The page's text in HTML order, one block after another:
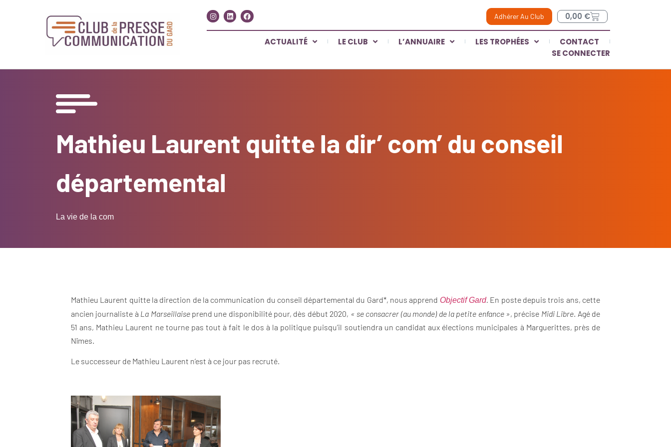
Adhérer Au Club 0,00 €
ACTUALITÉ LE CLUB L’ANNUAIRE LES TROPHÉES
CONTACT
SE CONNECTER
Mathieu Laurent quitte la dir’ com’ du conseil
départemental
La vie de la com
Mathieu Laurent quitte la direction de la communication du conseil départemental du Gard*, nous apprend Objectif Gard. En poste depuis trois ans, cette
ancien journaliste à La Marseillaiseprend une disponibilité pour, dès début 2020, « se consacrer (au monde) de la petite enfance » , précise Midi Libre . Agé de
51 ans, Mathieu Laurent ne tourne pas tout à fait le dos à la politique puisqu’il soutiendra un candidat aux élections municipales à Marguerittes, près de
Nîmes.
Le successeur de Mathieu Laurent n’est à ce jour pas recruté.